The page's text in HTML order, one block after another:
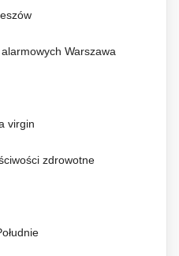
Warszawa
virgin
zdrowotne